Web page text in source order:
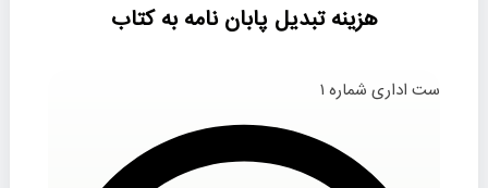
هزینه تبدیل پابان‌ نامه به کتاب
ست اداری شماره ۱